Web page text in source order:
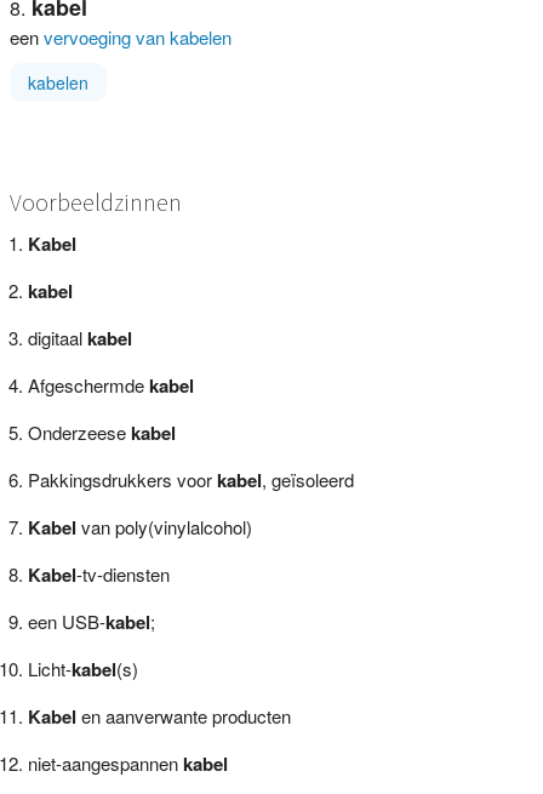
kabel
eenvervoeging van kabelen
kabelen
Voorbeeldzinnen
Kabel
kabel
digitaalkabel
Afgeschermdekabel
Onderzeesekabel
Pakkingsdrukkers voorkabel, geïsoleerd
Kabel van poly(vinylalcohol)
Kabel-tv-diensten
een USB-kabel;
Licht-kabel(s)
Kabel en aanverwante producten
niet-aangespannenkabel